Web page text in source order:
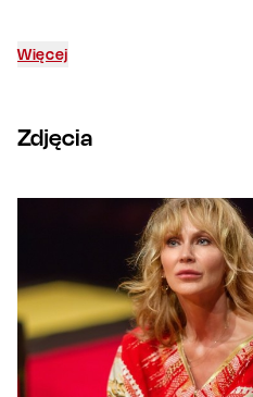
Więcej
Zdjęcia